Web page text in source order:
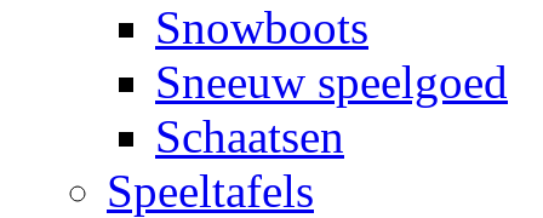
Snowboots
Sneeuw speelgoed
Schaatsen
Speeltafels